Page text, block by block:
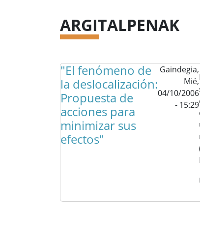
ARGITALPENAK
"El fenómeno de
la deslocalización:
Propuesta de
acciones para
minimizar sus
efectos"
Gaindegia,
Mié,
04/10/2006
- 15:29